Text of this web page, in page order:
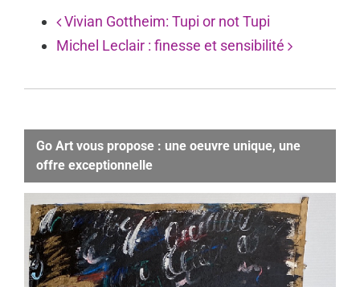
Vivian Gottheim: Tupi or not Tupi
Michel Leclair : finesse et sensibilité
Go Art vous propose : une oeuvre unique, une
offre exceptionnelle